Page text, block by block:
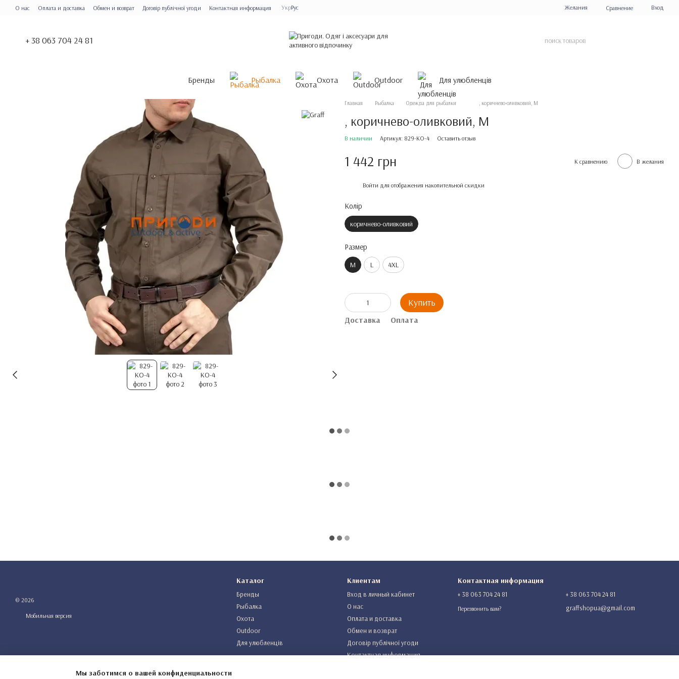
Перейти к основному контенту
О нас Оплата и доставка Обмен и возврат Договір публічної угоди Контактная информация УкрРус Желания Сравнение Вход
+ 38 063 704 24 81
Бренды Рыбалка Охота Outdoor Для улюбленців
Главная Рыбалка Одежда для рыбалки , коричнево-оливковий, M
, коричнево-оливковий, M
В наличии Артикул: 829-KO-4 Оставить отзыв
1 442 грн К сравнению В желания
Войти для отображения накопительной скидки
Колір
коричнево-оливковий
Размер
M L 4XL
Купить
Доставка Оплата
© 2026
Мобильная версия
Каталог
Бренды
Рыбалка
Охота
Outdoor
Для улюбленців
Клиентам
Вход в личный кабинет
О нас
Оплата и доставка
Обмен и возврат
Договір публічної угоди
Контактная информация
Контактная информация
+ 38 063 704 24 81
Перезвонить вам?
+ 38 063 704 24 81
graffshopua@gmail.com
Мы заботимся о вашей конфиденциальности